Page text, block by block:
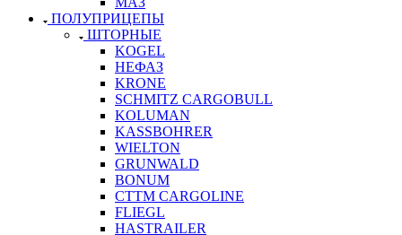
ПОЛУПРИЦЕПЫ
ШТОРНЫЕ
KOGEL
НЕФАЗ
KRONE
SCHMITZ CARGOBULL
KOLUMAN
KASSBOHRER
WIELTON
GRUNWALD
BONUM
CTTM CARGOLINE
FLIEGL
HASTRAILER